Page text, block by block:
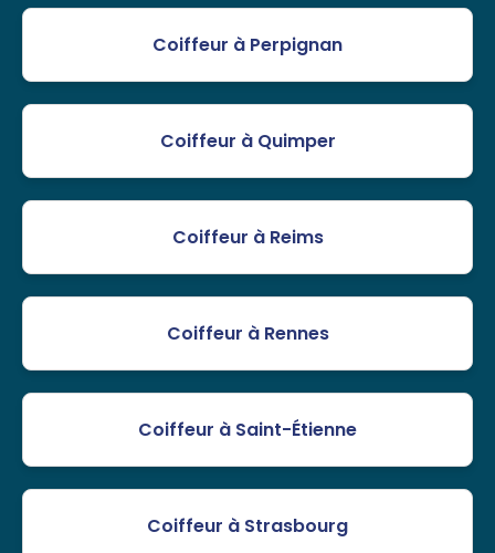
Coiffeur à Perpignan
Coiffeur à Quimper
Coiffeur à Reims
Coiffeur à Rennes
Coiffeur à Saint-Étienne
Coiffeur à Strasbourg